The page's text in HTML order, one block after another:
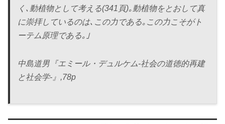
く､動植物として考える(341頁)｡動植物をとおして真
に崇拝しているのは､この力である｡この力こそがト
ーテム原理である｡｣
中島道男『エミール・デュルケム-社会の道徳的再建
と社会学-』,78p